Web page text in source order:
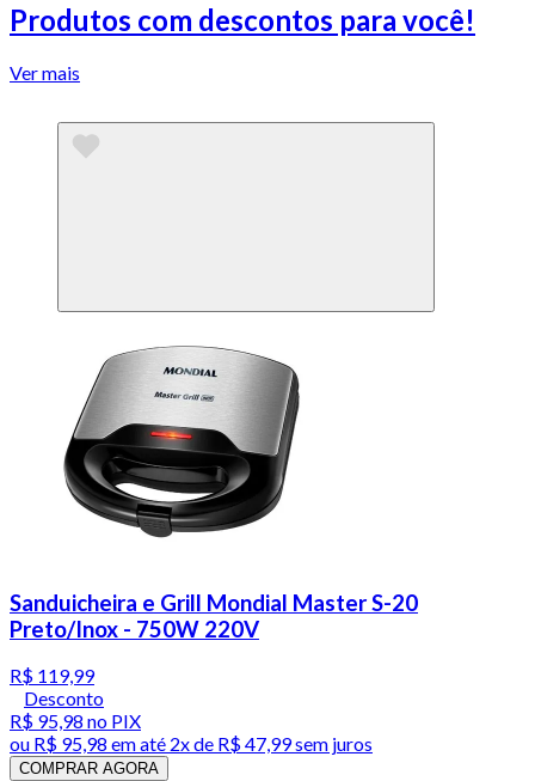
Produtos com descontos para você!
Ver mais
Sanduicheira e Grill Mondial Master S-20
Preto/Inox - 750W 220V
R$ 119,99
Desconto
R$ 95,98 no PIX
ou R$ 95,98 em até 2x de R$ 47,99 sem juros
COMPRAR AGORA